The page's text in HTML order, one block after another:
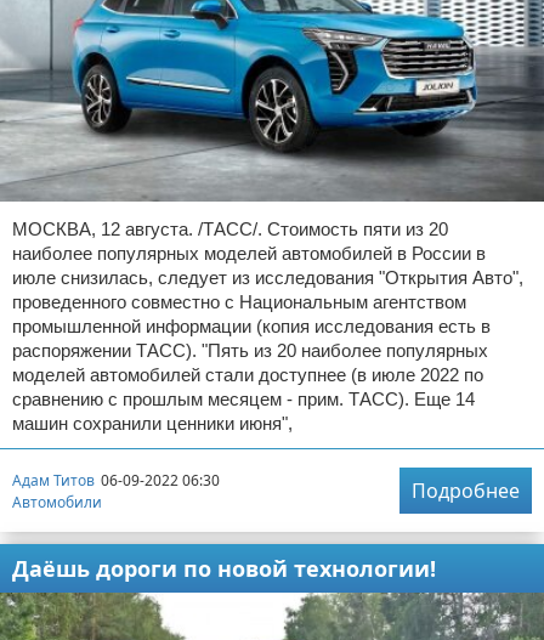
МОСКВА, 12 августа. /ТАСС/. Стоимость пяти из 20
наиболее популярных моделей автомобилей в России в
июле снизилась, следует из исследования "Открытия Авто",
проведенного совместно с Национальным агентством
промышленной информации (копия исследования есть в
распоряжении ТАСС). "Пять из 20 наиболее популярных
моделей автомобилей стали доступнее (в июле 2022 по
сравнению с прошлым месяцем - прим. ТАСС). Еще 14
машин сохранили ценники июня",
Адам Титов 06-09-2022 06:30
Автомобили
Подробнее
Даёшь дороги по новой технологии!